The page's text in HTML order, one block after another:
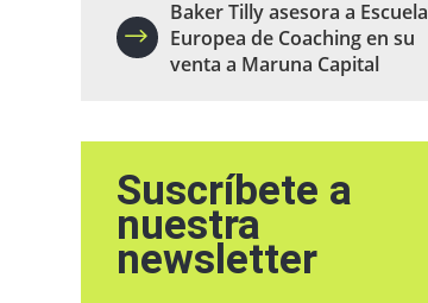
Baker Tilly asesora a Escuela
Europea de Coaching en su
venta a Maruna Capital
Suscríbete a
nuestra
newsletter